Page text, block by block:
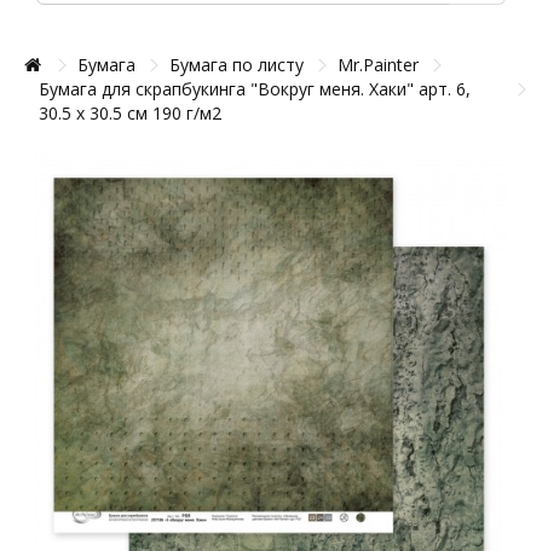
Бумага Бумага по листу
Mr.Painter
Бумага для скрапбукинга "Вокруг меня. Хаки" арт. 6,
30.5 x 30.5 см 190 г/м2